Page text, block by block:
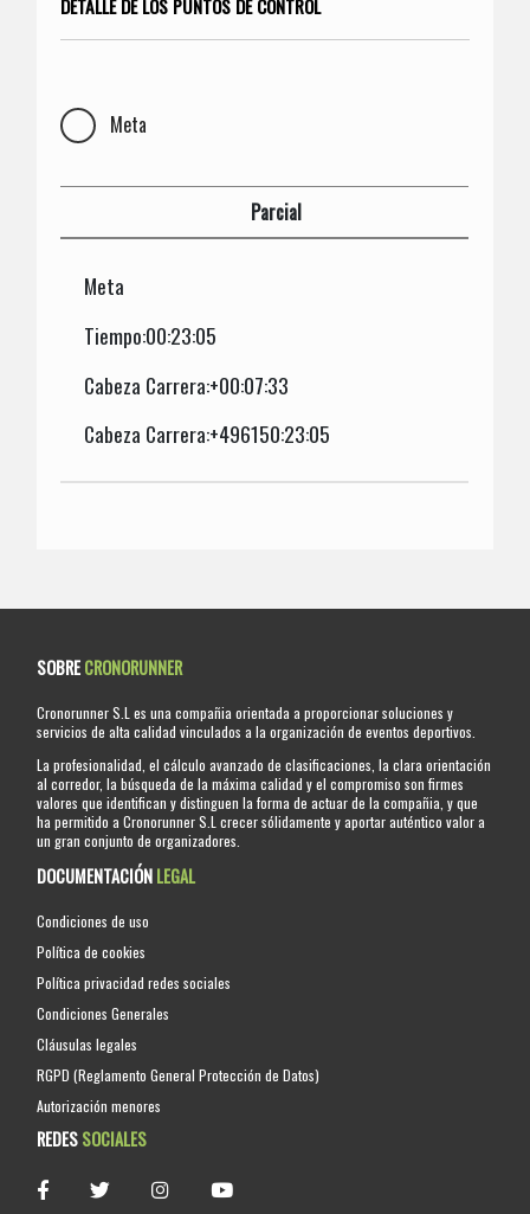
DETALLE DE LOS PUNTOS DE CONTROL
Meta
Parcial
Meta
Tiempo:00:23:05
Cabeza Carrera:+00:07:33
Cabeza Carrera:+496150:23:05
SOBRECRONORUNNER
Cronorunner S.L es una compañia orientada a proporcionar soluciones y
servicios de alta calidad vinculados a la organización de eventos deportivos.
La profesionalidad, el cálculo avanzado de clasificaciones, la clara orientación
al corredor, la búsqueda de la máxima calidad y el compromiso son firmes
valores que identifican y distinguen la forma de actuar de la compañia, y que
ha permitido a Cronorunner S.L crecer sólidamente y aportar auténtico valor a
un gran conjunto de organizadores.
DOCUMENTACIÓNLEGAL
Condiciones de uso
Política de cookies
Política privacidad redes sociales
Condiciones Generales
Cláusulas legales
RGPD (Reglamento General Protección de Datos)
Autorización menores
REDESSOCIALES